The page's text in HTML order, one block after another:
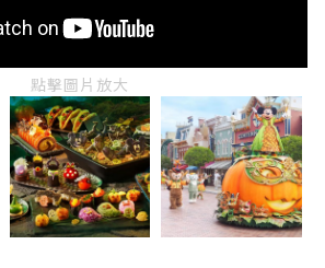
點擊圖片放大